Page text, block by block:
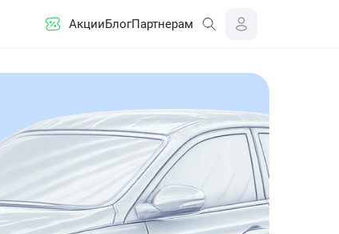
АкцииБлогПартнерам